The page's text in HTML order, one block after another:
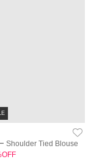
Shoulder Tied Blouse